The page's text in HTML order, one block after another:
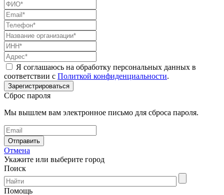
Я соглашаюсь на обработку персональных данных в
соответствии с Политкой конфиденциальности.
Сброс пароля
Мы вышлем вам электронное письмо для сброса пароля.
Отмена
Укажите или выберите город
Поиск
Помощь